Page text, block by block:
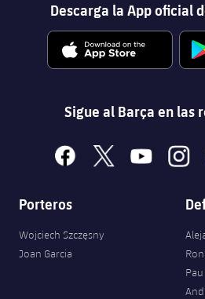
Descarga la App oficial
Sigue al Barça en las
facebook
x youtube
Porteros
Wojciech Szczęsny
Joan Garcia